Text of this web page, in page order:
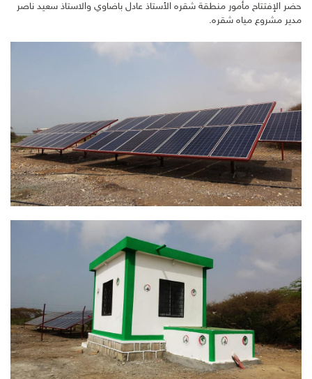
حضر الإفتتاح مأمور منطقة شقره الأستاذ عادل باضاوي والاستاذ سعيد ناصر
مدير مشروع مياه شقره.